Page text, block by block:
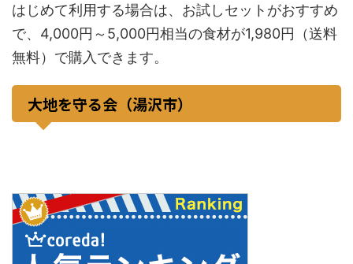
はじめて利用する場合は、お試しセットがおすすめ
で、4,000円～5,000円相当の食材が1,980円（送料
無料）で購入できます。
大地を守る会（湯沢市）